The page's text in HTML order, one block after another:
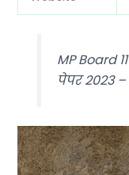
MP Board
पेपर 2023